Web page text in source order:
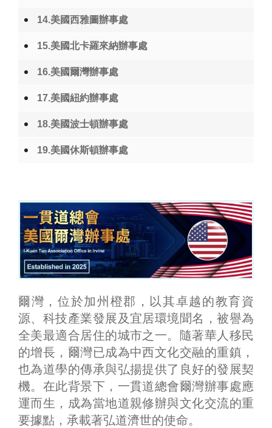
14.美國西雅圖辦事處
15.美國北卡羅來納辦事處
16.美國爾灣辦事處
17.美國紐約辦事處
18.美國波士頓辦事處
19.美國休斯頓辦事處
爾灣，位於加州橙郡，以其卓越的教育資
源、科技產業發展及宜居環境聞名，被譽為
全美最適合居住的城市之一。隨著華人移民
的增長，爾灣已成為中西文化交融的重鎮，
也為道學的傳承與弘揚提供了良好的發展契
機。在此背景下，一貫道總會爾灣辦事處應
運而生，成為當地道親修辦與文化交流的重
要據點，承載著弘道濟世的使命。